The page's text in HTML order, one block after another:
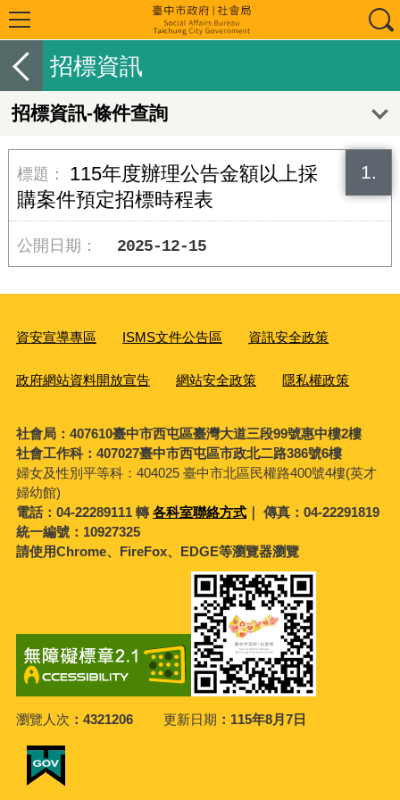
招標資訊
招標資訊-條件查詢
1.
115年度辦理公告金額以上採
購案件預定招標時程表
2025-12-15
資安宣導專區 ISMS文件公告區 資訊安全政策
政府網站資料開放宣告 網站安全政策 隱私權政策
社會局：407610臺中市西屯區臺灣大道三段99號惠中樓2樓
社會工作科：407027臺中市西屯區市政北二路386號6樓
婦女及性別平等科： 404025 臺中市北區民權路400號4樓(英才
婦幼館)
電話：04-22289111 轉各科室聯絡方式｜ 傳真：04-22291819
統一編號：10927325
請使用Chrome、FireFox、EDGE等瀏覽器瀏覽
瀏覽人次 4321206 更新日期 115年8月7日